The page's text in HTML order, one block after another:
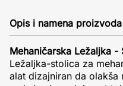
Opis i namena proizvoda
Mehaničarska Ležaljka -
Ležaljka-stolica za
alat dizajniran da